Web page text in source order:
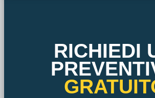
RICHIEDI